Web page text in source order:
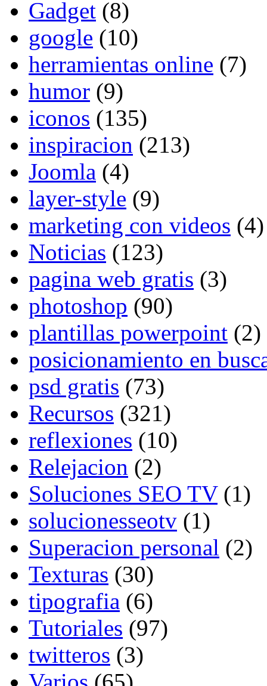
Gadget (8)
google (10)
herramientas online (7)
humor (9)
iconos (135)
inspiracion (213)
Joomla (4)
layer-style (9)
marketing con videos (4)
Noticias (123)
pagina web gratis (3)
photoshop (90)
plantillas powerpoint (2)
posicionamiento en
psd gratis (73)
Recursos (321)
reflexiones (10)
Relejacion (2)
Soluciones SEO TV(1)
solucionesseotv (1)
Superacion personal (2)
Texturas (30)
tipografia (6)
Tutoriales (97)
twitteros (3)